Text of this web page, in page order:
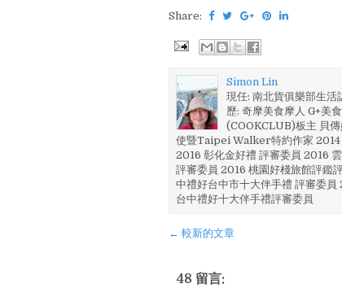
Share:
Simon Lin
現任: 南北貨俱樂部生活
歷: 奇摩美食摩人 G+美
(COOKCLUB)板主 貝
使暨Taipei Walker特約作家 2014
2016 彰化金好禮 評審委員 2016
評審委員 2016 桃園好棧旅館評鑑
中禮好台中市十大伴手禮 評審委
台中禮好十大伴手禮評審委員
← 較新的文章
48 留言: